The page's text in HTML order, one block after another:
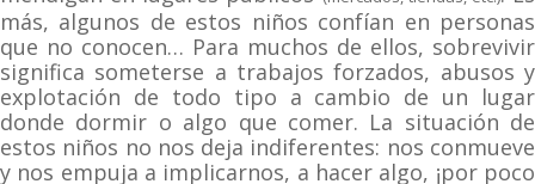
más, algunos de estos niños confían en personas
que no conocen… Para muchos de ellos, sobrevivir
significa someterse a trabajos forzados, abusos y
explotación de todo tipo a cambio de un lugar
donde dormir o algo que comer. La situación de
estos niños no nos deja indiferentes: nos conmueve
y nos empuja a implicarnos, a hacer algo, ¡por poco